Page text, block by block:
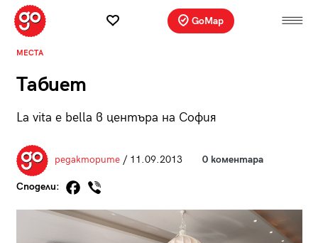
GoMap
МЕСТА
Табиет
La vita e bella в центъра на София
редакторите/ 11.09.2013 0 коментара
Сподели: